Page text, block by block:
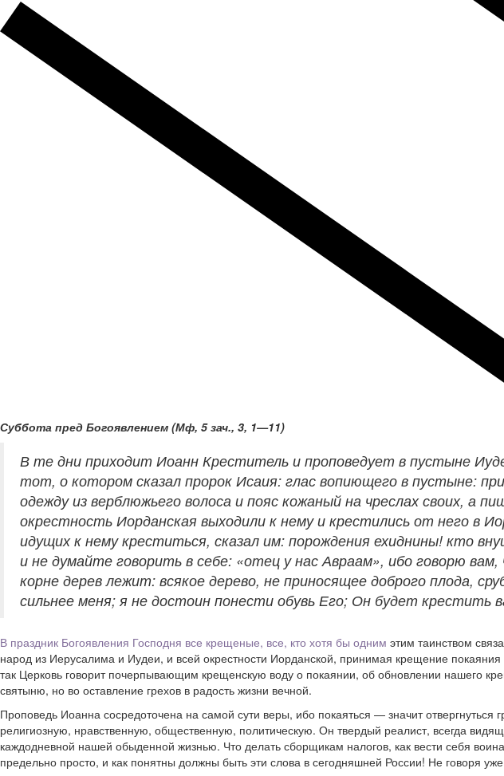
Суббота пред Богоявлением (Мф, 5 зач., 3, 1—11)
В те дни приходит Иоанн Креститель и проповедует в пустыне
тот, о котором сказал пророк Исаия: глас вопиющего в пустыне:
одежду из верблюжьего волоса и пояс кожаный на чреслах своих, а
окрестность Иорданская выходили к нему и крестились от него в
идущих к нему креститься, сказал им: порождения ехиднины! кто
и не думайте говорить в себе: «отец у нас Авраам», ибо говорю
корне дерев лежит: всякое дерево, не приносящее доброго плода,
сильнее меня; я не достоин понести обувь Его; Он будет крестить
В праздник Богоявления Господня все крещеные, все, кто хотя бы одним этим таинством
народ из Иерусалима и Иудеи, и всей окрестности Иорданской, принимая крещение
так Церковь говорит почерпывающим крещенскую воду о покаянии, об обновлении нашего
святыню, но во оставление грехов в радость жизни вечной.
Проповедь Иоанна сосредоточена на самой сути веры, ибо покаяться — значит
религиозную, нравственную, общественную, политическую. Он твердый реалист, всегда
каждодневной нашей обыденной жизнью. Что делать сборщикам налогов, как вести себя
предельно просто, и как понятны должны быть эти слова в сегодняшней России! Не говоря